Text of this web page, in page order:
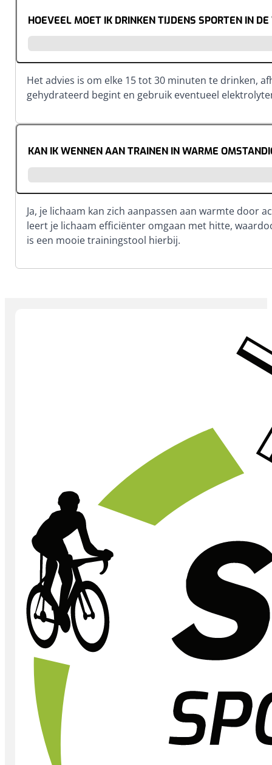
HOEVEEL MOET IK DRINKEN TIJDENS SPORTEN IN
Het advies is om elke 15 tot 30 minuten te drinken,
gehydrateerd begint en gebruik eventueel
KAN IK WENNEN AAN TRAINEN IN WARME
Ja, je lichaam kan zich aanpassen aan warmte
leert je lichaam efficiënter omgaan met hitte,
is een mooie trainingstool hierbij.